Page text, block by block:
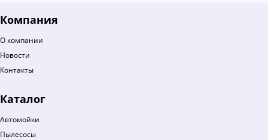
Компания
О компании
Новости
Контакты
Каталог
Автомойки
Пылесосы